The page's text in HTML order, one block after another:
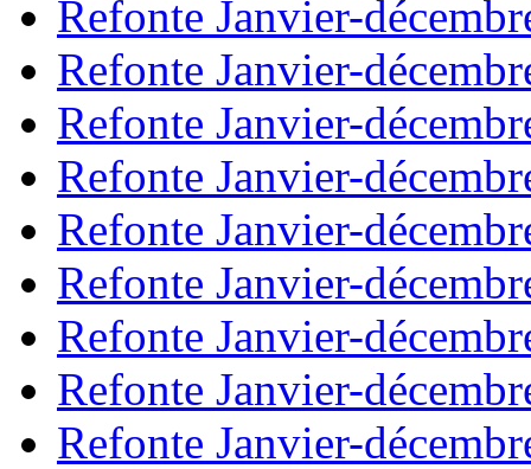
Refonte Janvier-
Refonte Janvier-
Refonte Janvier-
Refonte Janvier-
Refonte Janvier-
Refonte Janvier-
Refonte Janvier-
Refonte Janvier-
Refonte Janvier-